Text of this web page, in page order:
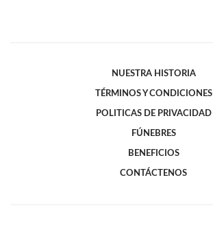
NUESTRA HISTORIA
TÉRMINOS Y CONDICIONES
POLITICAS DE PRIVACIDAD
FÚNEBRES
BENEFICIOS
CONTÁCTENOS